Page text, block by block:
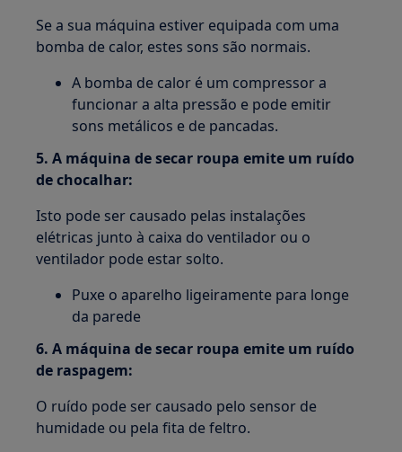
Se a sua máquina estiver equipada com uma
bomba de calor, estes sons são normais.
A bomba de calor é um compressor a
funcionar a alta pressão e pode emitir
sons metálicos e de pancadas.
5. A máquina de secar roupa emite um ruído
de chocalhar:
Isto pode ser causado pelas instalações
elétricas junto à caixa do ventilador ou o
ventilador pode estar solto.
Puxe o aparelho ligeiramente para longe
da parede
6. A máquina de secar roupa emite um ruído
de raspagem:
O ruído pode ser causado pelo sensor de
humidade ou pela fita de feltro.